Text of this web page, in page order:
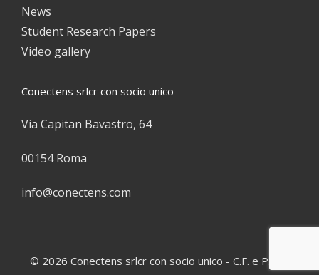
News
Student Research Papers
Video gallery
Conectens srlcr con socio unico
Via Capitan Bavastro, 64
00154 Roma
info@conectens.com
© 2026 Conectens srlcr con socio unico - C.F. e P.IVA: